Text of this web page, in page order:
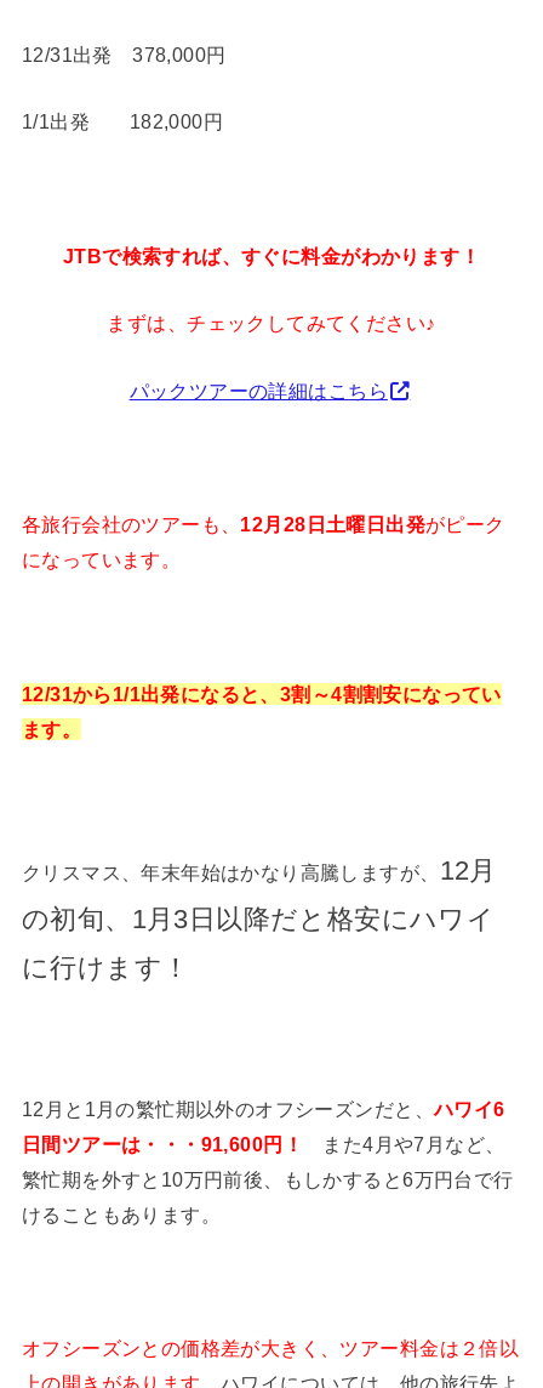
12/31出発 378,000円
1/1出発 182,000円
JTBで検索すれば、すぐに料金がわかります！
まずは、チェックしてみてください♪
パックツアーの詳細はこちら
各旅行会社のツアーも、 12月28日土曜日出発がピーク
になっています。
12/31から1/1出発になると、3割～4割割安になってい
ます。
クリスマス、年末年始はかなり高騰しますが、 12月
の初旬、1月3日以降だと格安にハワイ
に行けます！
12月と1月の繁忙期以外のオフシーズンだと、 ハワイ6
日間ツアーは・・・ 91,600円！
また4月や7月など、
繁忙期を外すと10万円前後、もしかすると6万円台で行
けることもあります。
オフシーズンとの価格差が大きく、ツアー料金は２倍以
上の開きがあります。 ハワイについては、他の旅行先よ